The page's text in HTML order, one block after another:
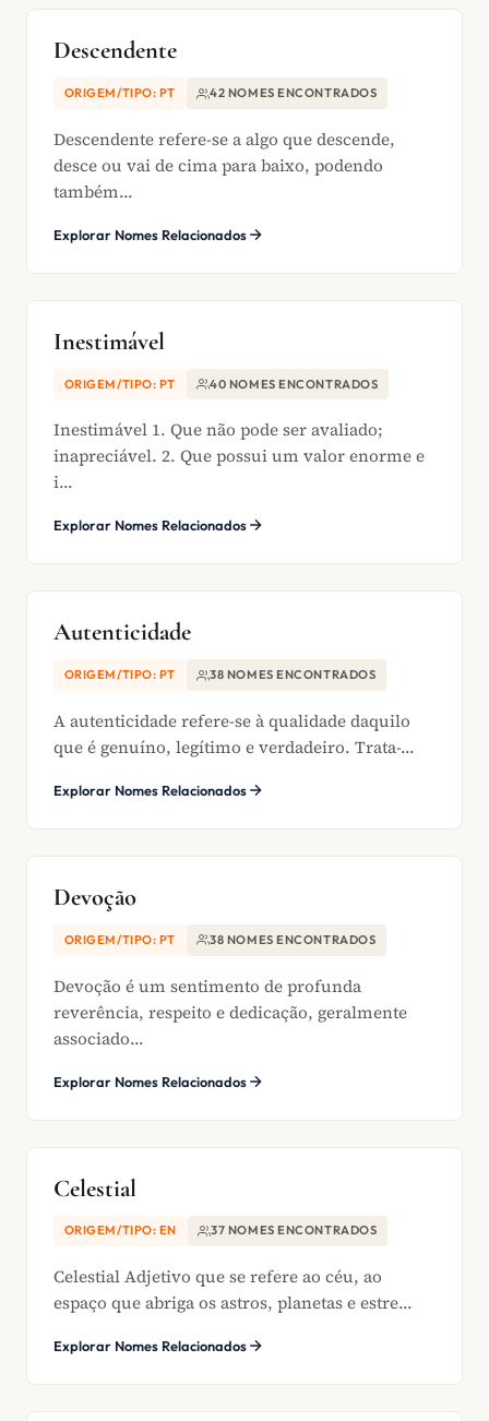
Descendente
ORIGEM/TIPO: PT 42 NOMES ENCONTRADOS
Descendente refere-se a algo que descende,
desce ou vai de cima para baixo, podendo
também...
Explorar Nomes Relacionados
Inestimável
ORIGEM/TIPO: PT 40 NOMES ENCONTRADOS
Inestimável 1. Que não pode ser avaliado;
inapreciável. 2. Que possui um valor enorme e
i...
Explorar Nomes Relacionados
Autenticidade
ORIGEM/TIPO: PT 38 NOMES ENCONTRADOS
A autenticidade refere-se à qualidade daquilo
que é genuíno, legítimo e verdadeiro. Trata-...
Explorar Nomes Relacionados
Devoção
ORIGEM/TIPO: PT 38 NOMES ENCONTRADOS
Devoção é um sentimento de profunda
reverência, respeito e dedicação, geralmente
associado...
Explorar Nomes Relacionados
Celestial
ORIGEM/TIPO: EN 37 NOMES ENCONTRADOS
Celestial Adjetivo que se refere ao céu, ao
espaço que abriga os astros, planetas e estre...
Explorar Nomes Relacionados